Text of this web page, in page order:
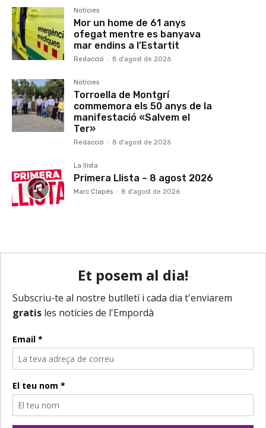
Notícies
Mor un home de 61 anys
ofegat mentre es banyava
mar endins a l’Estartit
Redacció - 8 d'agost de 2026
Notícies
Torroella de Montgrí
commemora els 50 anys de la
manifestació «Salvem el
Ter»
Redacció - 8 d'agost de 2026
La llista
Primera Llista – 8 agost 2026
Marc Clapés - 8 d'agost de 2026